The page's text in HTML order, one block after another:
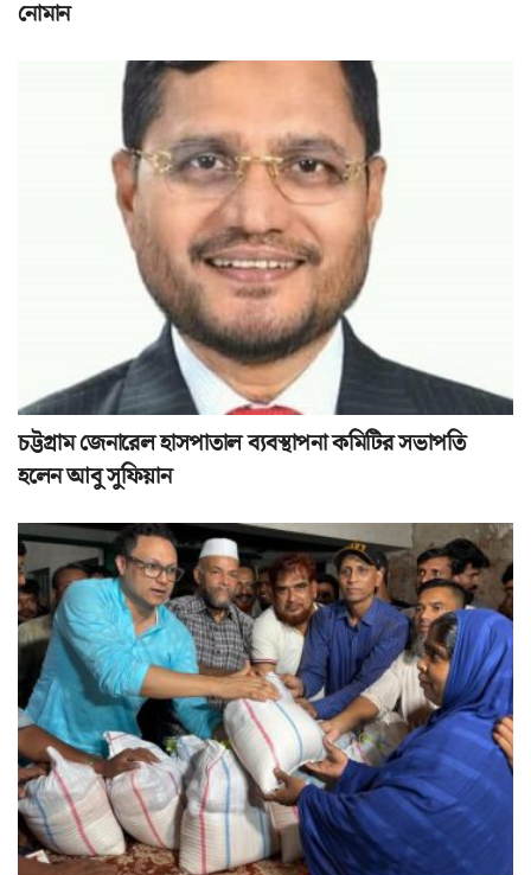
নোমান
চট্টগ্রাম জেনারেল হাসপাতাল ব্যবস্থাপনা কমিটির সভাপতি
হলেন আবু সুফিয়ান